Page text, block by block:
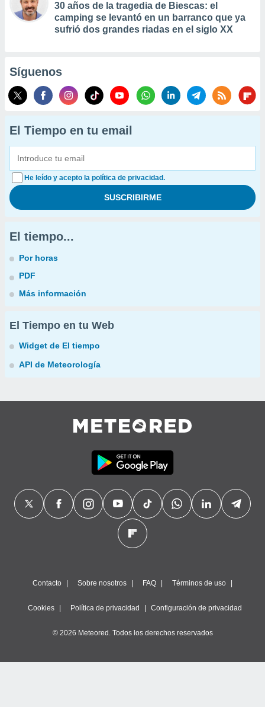
30 años de la tragedia de Biescas: el
camping se levantó en un barranco que ya
sufrió dos grandes riadas en el siglo XX
Síguenos
El Tiempo en tu email
He leído y acepto la política de privacidad.
El tiempo...
Por horas
PDF
Más información
El Tiempo en tu Web
Widget de El tiempo
API de Meteorología
Contacto Sobre nosotros FAQ Términos de uso
Cookies Política de privacidad Configuración de privacidad
© 2026 Meteored. Todos los derechos reservados